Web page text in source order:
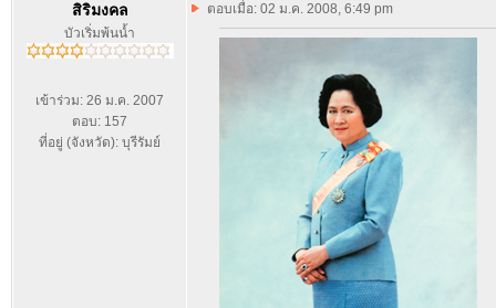
สิริมงคล
บัวเริ่มพ้นน้ำ
เข้าร่วม: 26 ม.ค. 2007
ตอบ: 157
ที่อยู่ (จังหวัด): บุรีรัมย์
ตอบเมื่อ: 02 ม.ค. 2008, 6:49 pm